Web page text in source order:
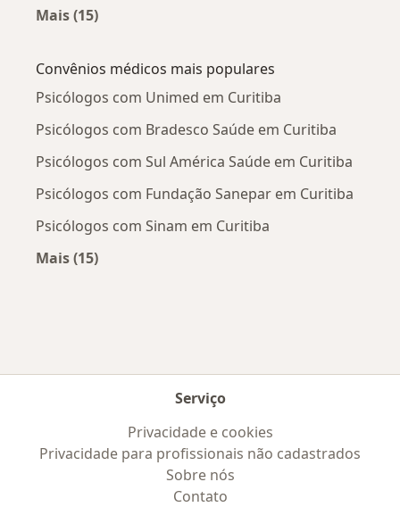
Mais (15)
Convênios médicos mais populares
Psicólogos com Unimed em Curitiba
Psicólogos com Bradesco Saúde em Curitiba
Psicólogos com Sul América Saúde em Curitiba
Psicólogos com Fundação Sanepar em Curitiba
Psicólogos com Sinam em Curitiba
Mais (15)
Serviço
Privacidade e cookies
Privacidade para profissionais não cadastrados
Sobre nós
Contato